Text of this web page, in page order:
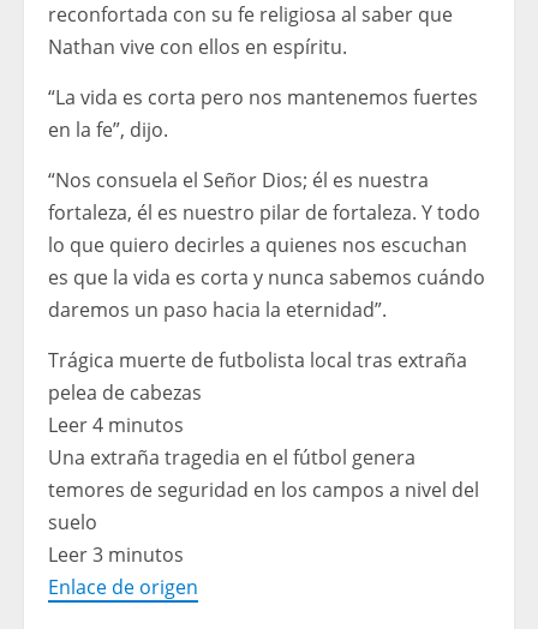
reconfortada con su fe religiosa al saber que
Nathan vive con ellos en espíritu.
“La vida es corta pero nos mantenemos fuertes
en la fe”, dijo.
“Nos consuela el Señor Dios; él es nuestra
fortaleza, él es nuestro pilar de fortaleza. Y todo
lo que quiero decirles a quienes nos escuchan
es que la vida es corta y nunca sabemos cuándo
daremos un paso hacia la eternidad”.
Trágica muerte de futbolista local tras extraña
pelea de cabezas
Leer 4 minutos
Una extraña tragedia en el fútbol genera
temores de seguridad en los campos a nivel del
suelo
Leer 3 minutos
Enlace de origen